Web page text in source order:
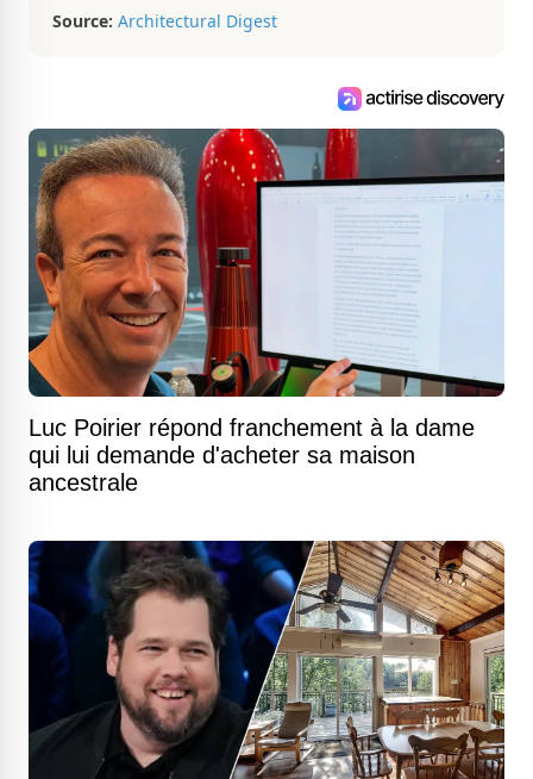
Source: Architectural Digest
Luc Poirier répond franchement à la dame
qui lui demande d'acheter sa maison
ancestrale